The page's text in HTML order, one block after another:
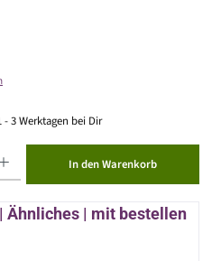
3 Werktagen bei Dir
In den Warenkorb
Ähnliches | mit bestellen